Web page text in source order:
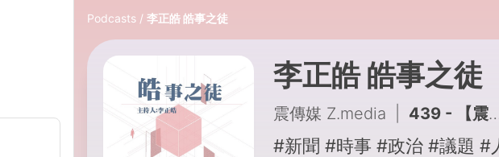
Podcasts 李正皓 皓事之徒
李正皓 皓事之徒
震傳媒 Z.media 439 - 【震傳媒｜李正皓 皓事之徒3.0】EP255 20260805 ｜主持人：李正皓
#新聞 #時事 #政治 #議題 #